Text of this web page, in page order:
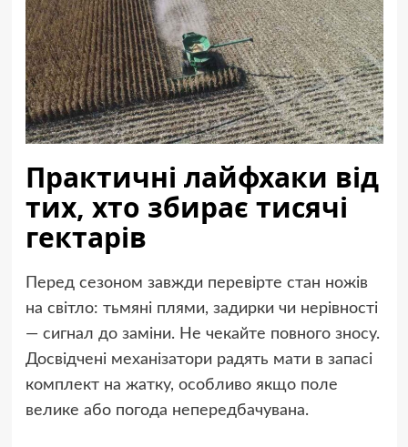
Практичні лайфхаки від
тих, хто збирає тисячі
гектарів
Перед сезоном завжди перевірте стан ножів
на світло: тьмяні плями, задирки чи нерівності
— сигнал до заміни. Не чекайте повного зносу.
Досвідчені механізатори радять мати в запасі
комплект на жатку, особливо якщо поле
велике або погода непередбачувана.